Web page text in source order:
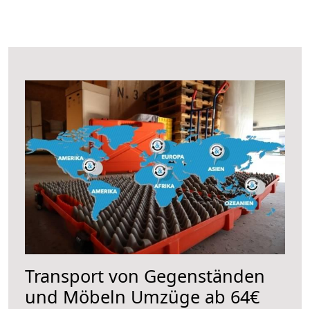
Transport von Gegenständen
und Möbeln Umzüge ab 64€